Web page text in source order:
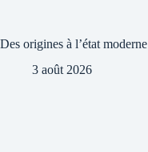
Des origines à l’état
3 août 2026